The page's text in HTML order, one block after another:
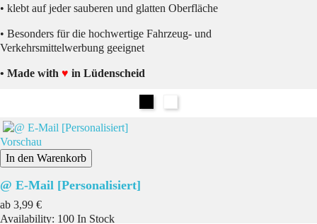
• klebt auf jeder sauberen und glatten Oberfläche
• Besonders für die hochwertige Fahrzeug- und
Verkehrsmittelwerbung geeignet
• Made with ♥ in Lüdenscheid
Vorschau
In den Warenkorb
@ E-Mail [Personalisiert]
ab Preis
3,99 €
Availability: 100 In Stock